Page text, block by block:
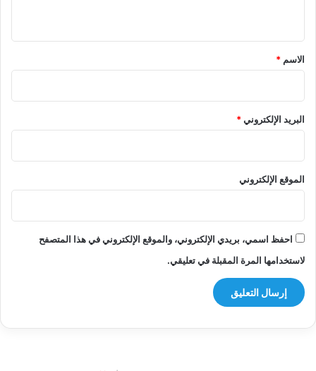
*
الاسم *
البريد الإلكتروني*
الموقع الإلكتروني
احفظ اسمي، بريدي الإلكتروني، والموقع الإلكتروني في هذا المتصفح
لاستخدامها المرة المقبلة في تعليقي.